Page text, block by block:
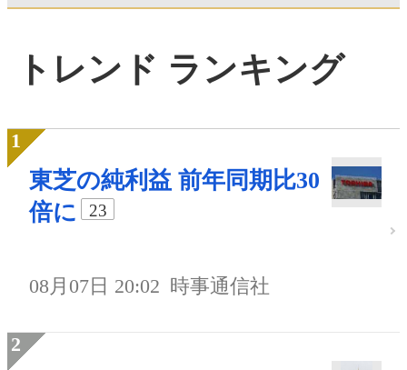
トレンド ランキング
東芝の純利益 前年同期比30
倍に
23
08月07日 20:02 時事通信社